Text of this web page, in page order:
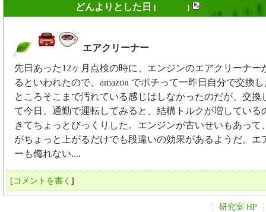
どんよりとした日 [ ]
エアクリーナー
先日あった12ヶ月点検の時に、エンジンのエアクリーナー
るといわれたので、amazon でポチって一昨日自分で交換
ところそこまで汚れている感じはしなかったのだが、交換
て今日、通勤で運転してみると、結構トルクが増している
きてちょっとびっくりした。エンジンが古いせいもあって
がちょっと上がるだけでも段違いの効果があるようだ。エ
ーも侮れない....
[コメントを書く ]
研究室 HP